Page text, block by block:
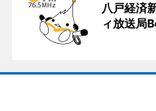
八戸経済
ィ放送局